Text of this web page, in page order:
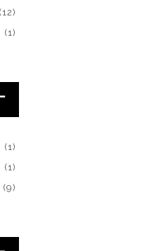
(12)
(1)
(1)
(1)
(9)